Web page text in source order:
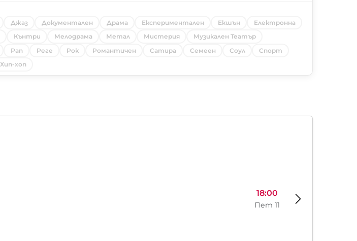
Джаз Документален Драма Експериментален Екшън
Електронна
Кънтри Мелодрама Метал Мистерия
Музикален Театър
Рап Реге Рок Романтичен Сатира Семеен Соул
Спорт
Хип-хоп
18:00
Пет 11